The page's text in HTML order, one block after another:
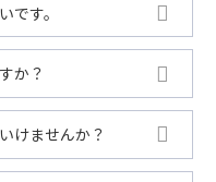
です。
か？
けませんか？